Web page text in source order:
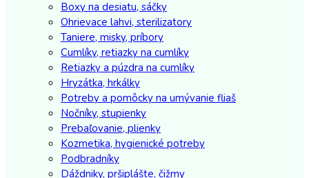
Boxy na desiatu, sáčky
Ohrievace lahvi, sterilizatory
Taniere, misky, príbory
Cumlíky, retiazky na cumlíky
Retiazky a púzdra na cumlíky
Hryzátka, hrkálky
Potreby a pomôcky na umývanie fliaš
Nočníky, stupienky
Prebaľovanie, plienky
Kozmetika, hygienické potreby
Podbradníky
Dáždniky, pršiplášte, čižmy